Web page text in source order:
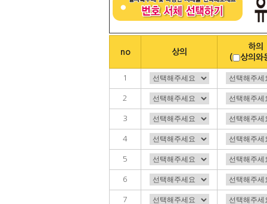
no 상의
하의
(
상의와
1
2
3
4
5
6
7